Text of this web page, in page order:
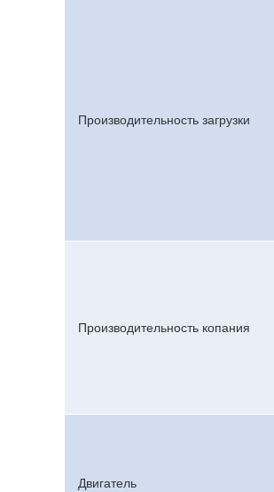
Производительность загрузки
Производительность копания
Двигатель